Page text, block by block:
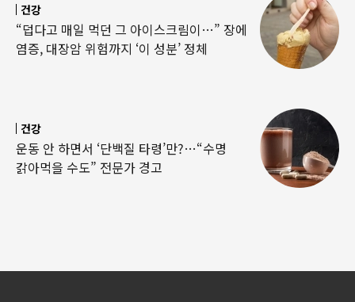
건강
“덥다고 매일 먹던 그 아이스크림이…” 장에
염증, 대장암 위험까지 ‘이 성분’ 정체
건강
운동 안 하면서 ‘단백질 타령’만?…“수명
갉아먹을 수도” 전문가 경고